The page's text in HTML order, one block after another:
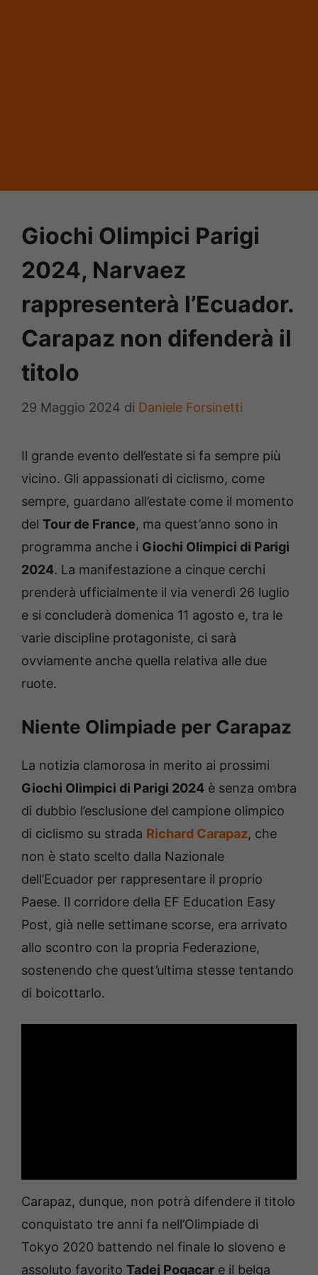
Giochi Olimpici Parigi
2024, Narvaez
rappresenterà l’Ecuador.
Carapaz non difenderà il
titolo
29 Maggio 2024 di Daniele Forsinetti
Il grande evento dell’estate si fa sempre più
vicino. Gli appassionati di ciclismo, come
sempre, guardano all’estate come il momento
del Tour de France, ma quest’anno sono in
programma anche i Giochi Olimpici di Parigi
2024. La manifestazione a cinque cerchi
prenderà ufficialmente il via venerdì 26 luglio
e si concluderà domenica 11 agosto e, tra le
varie discipline protagoniste, ci sarà
ovviamente anche quella relativa alle due
ruote.
Niente Olimpiade per Carapaz
La notizia clamorosa in merito ai prossimi
Giochi Olimpici di Parigi 2024 è senza ombra
di dubbio l’esclusione del campione olimpico
di ciclismo su strada Richard Carapaz, che
non è stato scelto dalla Nazionale
dell’Ecuador per rappresentare il proprio
Paese. Il corridore della EF Education Easy
Post, già nelle settimane scorse, era arrivato
allo scontro con la propria Federazione,
sostenendo che quest’ultima stesse tentando
di boicottarlo.
Carapaz, dunque, non potrà difendere il titolo
conquistato tre anni fa nell’Olimpiade di
Tokyo 2020 battendo nel finale lo sloveno e
assoluto favorito Tadej Pogacar e il belga